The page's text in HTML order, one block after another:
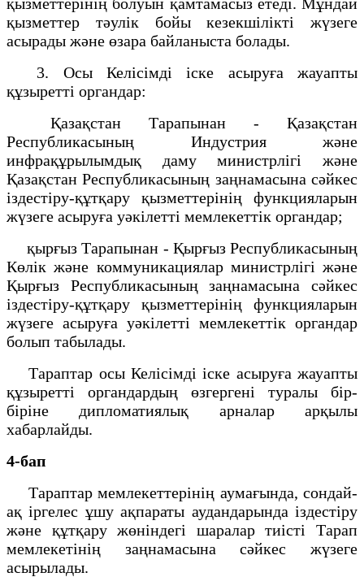
қызметтер тәулік бойы кезекшілікті жүзеге
асырады және өзара байланыста болады.
3. Осы Келісімді іске асыруға жауапты
құзыретті органдар:
Қазақстан Тарапынан - Қазақстан
Республикасының Индустрия және
инфрақұрылымдық даму министрлігі және
Қазақстан Республикасының заңнамасына сәйкес
іздестіру-құтқару қызметтерінің функцияларын
жүзеге асыруға уәкілетті мемлекеттік органдар;
қырғыз Тарапынан - Қырғыз Республикасының
Көлік және коммуникациялар министрлігі және
Қырғыз Республикасының заңнамасына сәйкес
іздестіру-құтқару қызметтерінің функцияларын
жүзеге асыруға уәкілетті мемлекеттік органдар
болып табылады.
Тараптар осы Келісімді іске асыруға жауапты
құзыретті органдардың өзгергені туралы бір-
біріне дипломатиялық арналар арқылы
хабарлайды.
4-бап
Тараптар мемлекеттерінің аумағында, сондай-
ақ іргелес ұшу ақпараты аудандарында іздестіру
және құтқару жөніндегі шаралар тиісті Тарап
мемлекетінің заңнамасына сәйкес жүзеге
асырылады.